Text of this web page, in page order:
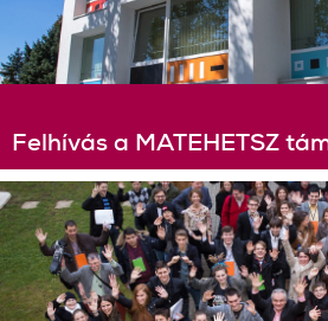
Felhívás a MATEHETSZ